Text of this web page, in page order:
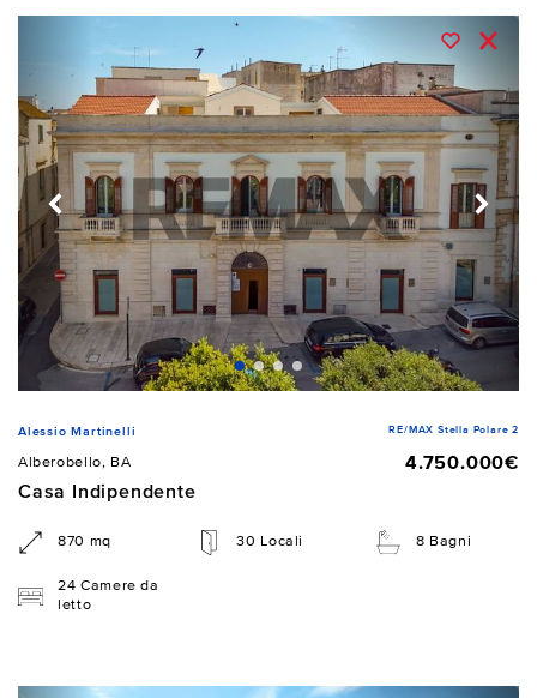
Alessio Martinelli RE/MAX Stella Polare 2
Alberobello, BA
4.750.000€
Casa Indipendente
870 mq 30 Locali 8 Bagni
24 Camere da
letto